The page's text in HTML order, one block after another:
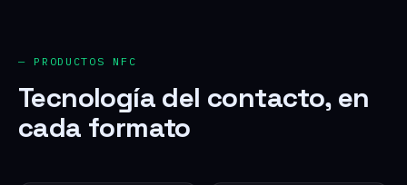
— PRODUCTOS NFC
Tecnología del contacto, en
cada formato